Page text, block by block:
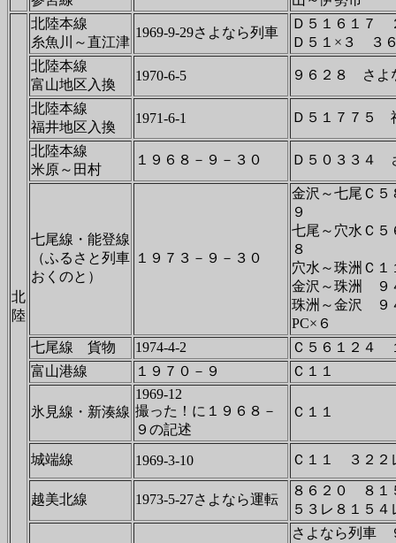
北
陸
北陸本線
糸魚川～直江津
1969-9-29さよなら列車
Ｄ５１６１７
Ｄ５１×３ ３
北陸本線
富山地区入換
1970-6-5 ９６２８ さよ
北陸本線
福井地区入換
1971-6-1 Ｄ５１７７５
北陸本線
米原～田村
１９６８－９－３０ Ｄ５０３３４
七尾線・能登線
（ふるさと列車
おくのと）
１９７３－９－３０
金沢～七尾Ｃ５
９
七尾～穴水Ｃ５
８
穴水～珠洲Ｃ１
金沢～珠洲 ９
珠洲～金沢 ９
PC×６
七尾線 貨物
1974-4-2
Ｃ５６１２４
富山港線
１９７０－９ Ｃ１１
氷見線・新湊線
1969-12
撮った！に１９６８－
９の記述
Ｃ１１
城端線 1969-3-10 Ｃ１１ ３２２
越美北線 1973-5-27さよなら運転
８６２０ ８１
５３レ８１５４
さよなら列車